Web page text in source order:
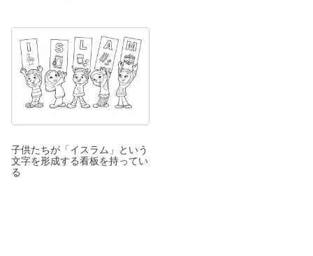
子供たちが「イスラム」という
文字を形成する看板を持ってい
る